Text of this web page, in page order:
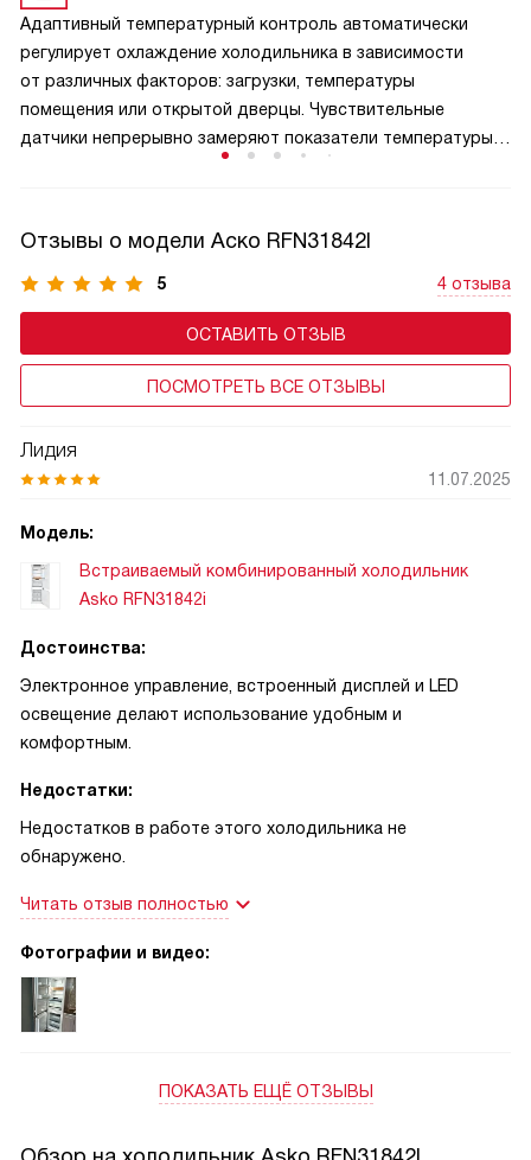
и суперзаморозки.
Адаптивный температурный контроль автоматически
регулирует охлаждение холодильника в зависимости
от различных факторов: загрузки, температуры
помещения или открытой дверцы. Чувствительные
датчики непрерывно замеряют показатели температуры
микроклимата.
Отзывы о модели Аско RFN31842I
5 4 отзыва
ОСТАВИТЬ ОТЗЫВ
ПОСМОТРЕТЬ ВСЕ ОТЗЫВЫ
Лидия
11.07.2025
Модель:
Встраиваемый комбинированный холодильник
Asko RFN31842i
Достоинства:
Электронное управление, встроенный дисплей и LED
освещение делают использование удобным и
комфортным.
Недостатки:
Недостатков в работе этого холодильника не
обнаружено.
Читать отзыв полностью
Фотографии и видео:
ПОКАЗАТЬ ЕЩЁ ОТЗЫВЫ